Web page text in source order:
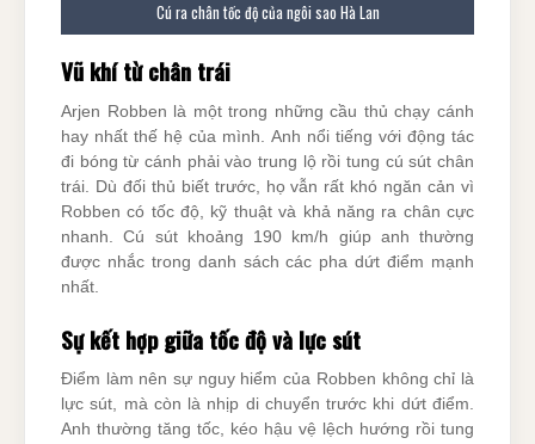
Cú ra chân tốc độ của ngôi sao Hà Lan
Vũ khí từ chân trái
Arjen Robben là một trong những cầu thủ chạy cánh
hay nhất thế hệ của mình. Anh nổi tiếng với động tác
đi bóng từ cánh phải vào trung lộ rồi tung cú sút chân
trái. Dù đối thủ biết trước, họ vẫn rất khó ngăn cản vì
Robben có tốc độ, kỹ thuật và khả năng ra chân cực
nhanh. Cú sút khoảng 190 km/h giúp anh thường
được nhắc trong danh sách các pha dứt điểm mạnh
nhất.
Sự kết hợp giữa tốc độ và lực sút
Điểm làm nên sự nguy hiểm của Robben không chỉ là
lực sút, mà còn là nhịp di chuyển trước khi dứt điểm.
Anh thường tăng tốc, kéo hậu vệ lệch hướng rồi tung